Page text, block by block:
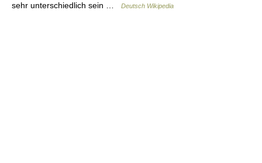
sehr unterschiedlich sein …
Deutsch Wikipedia